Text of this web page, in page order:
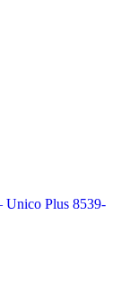
Unico Plus 8539-